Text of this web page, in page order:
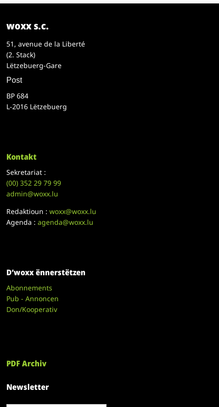
woxx s.c.
51, avenue de la Liberté
(2. Stack)
Lëtzebuerg-Gare
Post
BP 684
L-2016 Lëtzebuerg
Kontakt
Sekretariat :
(00)352 29 79 99
admin@woxx.lu
Redaktioun :woxx@woxx.lu
Agenda :agenda@woxx.lu
D’woxx ënnerstëtzen
Abonnements
Pub - Annoncen
Don/Kooperativ
PDF Archiv
Newsletter